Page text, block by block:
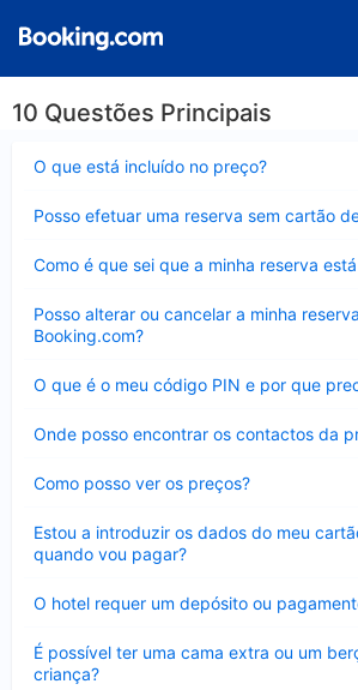
10 Questões Principais
O que está incluído no preço?
fechado
Posso efetuar uma reserva sem cartão
fechado
Como é que sei que a minha reserva
fechado
Posso alterar ou cancelar a minha
Booking.com?
fechado
O que é o meu código PIN e por que
fechado
Onde posso encontrar os contactos da
fechado
Como posso ver os preços?
fechado
Estou a introduzir os dados do meu
quando vou pagar?
fechado
O hotel requer um depósito ou
fechado
É possível ter uma cama extra ou um
criança?
Elemento
fechado